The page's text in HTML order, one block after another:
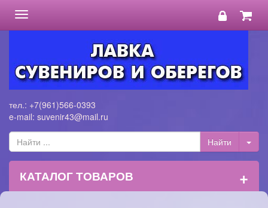
Toggle
navigation
тел.: +7(961)566-0393
e-mail: suvenir43@mail.ru
КАТАЛОГ ТОВАРОВ +